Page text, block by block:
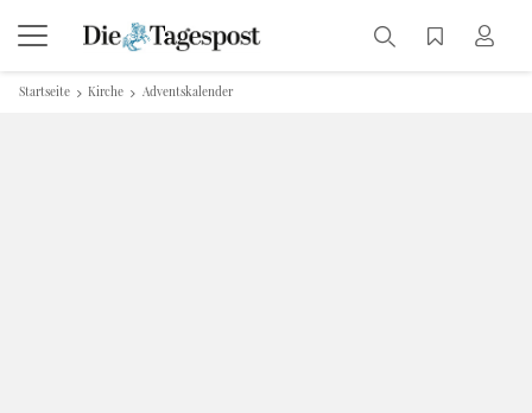
Startseite Kirche Adventskalender